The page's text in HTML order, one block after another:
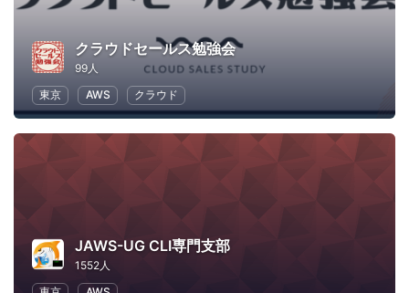
クラウドセールス勉強会
99人
東京
AWS クラウド
JAWS-UG CLI専門支部
1552人